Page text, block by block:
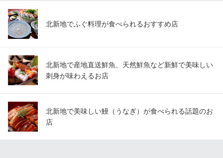
北新地でふぐ料理が食べられるおすすめ店
北新地で産地直送鮮魚、天然鮮魚など新鮮で美味しい
刺身が味わえるお店
北新地で美味しい鰻（うなぎ）が食べられる話題のお
店